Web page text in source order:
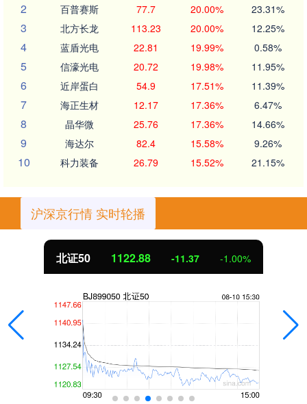
2 百普赛斯 77.7 20.00% 23.31%
3 北方长龙 113.23 20.00% 12.25%
4 蓝盾光电 22.81 19.99% 0.58%
5 信濠光电 20.72 19.98% 11.95%
6 近岸蛋白 54.9 17.51% 11.39%
7 海正生材 12.17 17.36% 6.47%
8 晶华微 25.76 17.36% 14.66%
9 海达尔 82.4 15.58% 9.26%
10 科力装备 26.79 15.52% 21.15%
沪深京行情 实时轮播
北证50 1122.88 -11.37 -1.00%